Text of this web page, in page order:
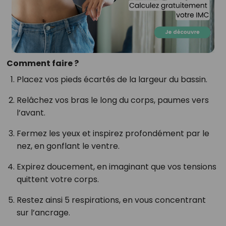
Comment faire ?
Placez vos pieds écartés de la largeur du bassin.
Relâchez vos bras le long du corps, paumes vers
l’avant.
Fermez les yeux et inspirez profondément par le
nez, en gonflant le ventre.
Expirez doucement, en imaginant que vos tensions
quittent votre corps.
Restez ainsi 5 respirations, en vous concentrant
sur l’ancrage.